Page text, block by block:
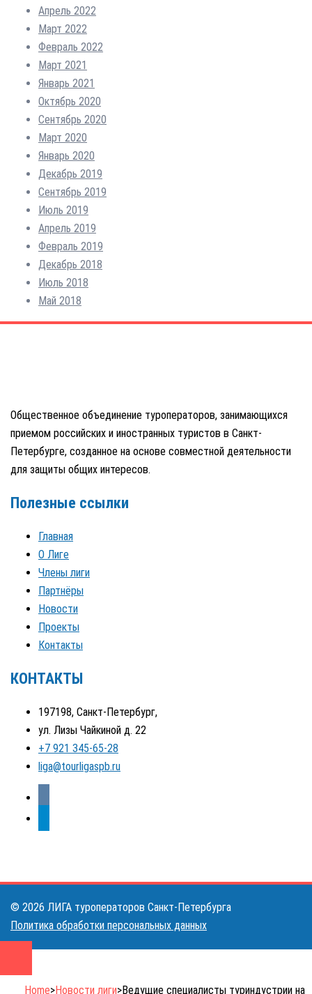
Апрель 2022
Март 2022
Февраль 2022
Март 2021
Январь 2021
Октябрь 2020
Сентябрь 2020
Март 2020
Январь 2020
Декабрь 2019
Сентябрь 2019
Июль 2019
Апрель 2019
Февраль 2019
Декабрь 2018
Июль 2018
Май 2018
Общественное объединение туроператоров, занимающихся
приемом российских и иностранных туристов в Санкт-
Петербурге, созданное на основе совместной деятельности
для защиты общих интересов.
Полезные ссылки
Главная
О Лиге
Члены лиги
Партнёры
Новости
Проекты
Контакты
КОНТАКТЫ
197198, Санкт-Петербург,
ул. Лизы Чайкиной д. 22
+7 921 345-65-28
liga@tourligaspb.ru
© 2026 ЛИГА туроператоров Санкт-Петербурга
Политика обработки персональных данных
Home>Новости лиги>Ведущие специалисты туриндустрии на